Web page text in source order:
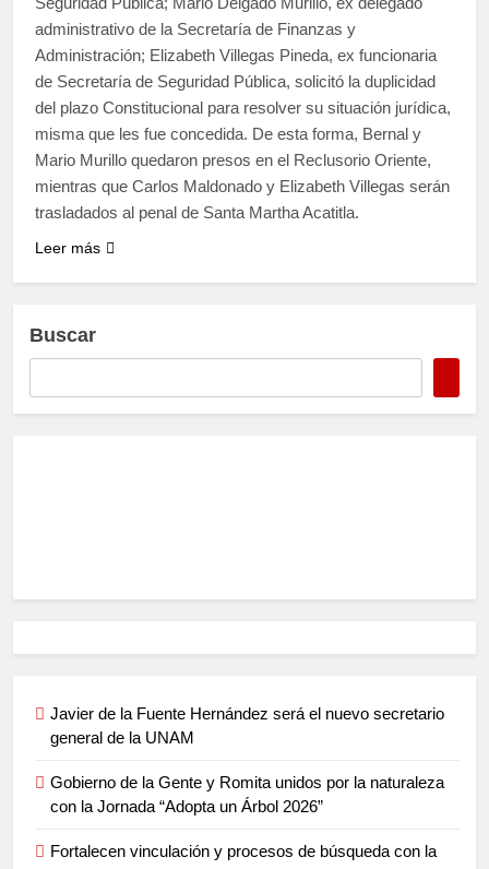
administrativo de la Secretaría de Finanzas y
Administración; Elizabeth Villegas Pineda, ex funcionaria
de Secretaría de Seguridad Pública, solicitó la duplicidad
del plazo Constitucional para resolver su situación jurídica,
misma que les fue concedida. De esta forma, Bernal y
Mario Murillo quedaron presos en el Reclusorio Oriente,
mientras que Carlos Maldonado y Elizabeth Villegas serán
trasladados al penal de Santa Martha Acatitla.
Leer más
Buscar
Javier de la Fuente Hernández será el nuevo secretario
general de la UNAM
Gobierno de la Gente y Romita unidos por la naturaleza
con la Jornada “Adopta un Árbol 2026”
Fortalecen vinculación y procesos de búsqueda con la